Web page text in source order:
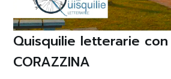
Quisquilie letterarie con
CORAZZINA